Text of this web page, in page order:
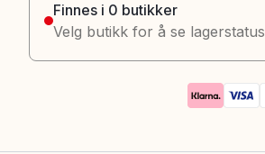
Finnes i 0 butikker
Velg butikk for å se lagerstatus